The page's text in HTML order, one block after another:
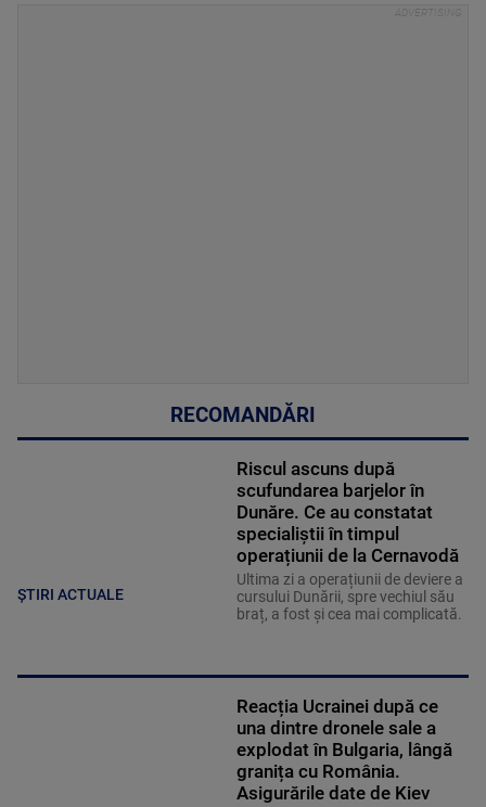
RECOMANDĂRI
ȘTIRI ACTUALE
Riscul ascuns după
scufundarea barjelor în
Dunăre. Ce au constatat
specialiștii în timpul
operațiunii de la Cernavodă
Ultima zi a operațiunii de deviere a
cursului Dunării, spre vechiul său
braț, a fost și cea mai complicată.
Reacția Ucrainei după ce
una dintre dronele sale a
explodat în Bulgaria, lângă
granița cu România.
Asigurările date de Kiev